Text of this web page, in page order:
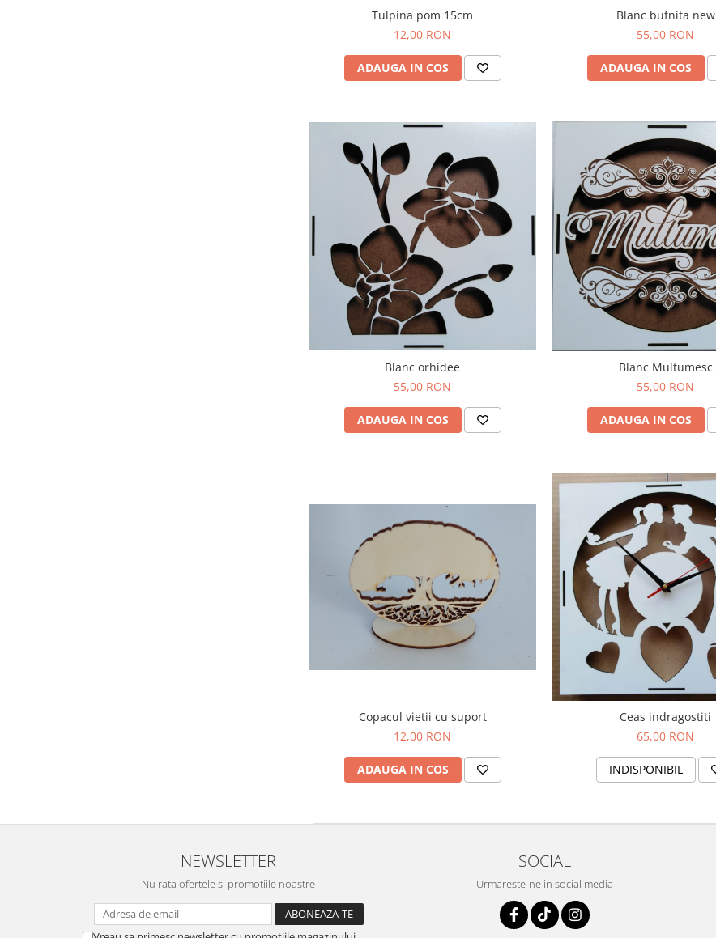
Tulpina pom 15cm
12,00 RON
ADAUGA IN COS
Blanc bufnita new
55,00 RON
ADAUGA IN COS
Blanc orhidee
55,00 RON
ADAUGA IN COS
Blanc Multumesc
55,00 RON
ADAUGA IN COS
Copacul vietii cu suport
12,00 RON
ADAUGA IN COS
Ceas indragostiti
65,00 RON
INDISPONIBIL
NEWSLETTER
Nu rata ofertele si promotiile noastre
SOCIAL
Urmareste-ne in social media